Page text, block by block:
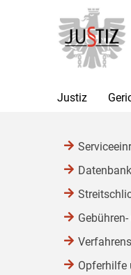
[1]
Inhalt
[2]
Untermenü
[3]
Justiz
Opferhilfe